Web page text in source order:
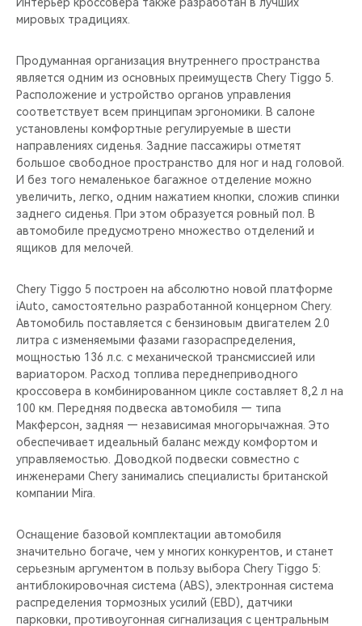
мировых традициях.
Продуманная организация внутреннего пространства
является одним из основных преимуществ Chery Tiggo 5.
Расположение и устройство органов управления
соответствует всем принципам эргономики. В салоне
установлены комфортные регулируемые в шести
направлениях сиденья. Задние пассажиры отметят
большое свободное пространство для ног и над головой.
И без того немаленькое багажное отделение можно
увеличить, легко, одним нажатием кнопки, сложив спинки
заднего сиденья. При этом образуется ровный пол. В
автомобиле предусмотрено множество отделений и
ящиков для мелочей.
Chery Tiggo 5 построен на абсолютно новой платформе
iAuto, самостоятельно разработанной концерном Chery.
Автомобиль поставляется с бензиновым двигателем 2.0
литра с изменяемыми фазами газораспределения,
мощностью 136 л.с. с механической трансмиссией или
вариатором. Расход топлива переднеприводного
кроссовера в комбинированном цикле составляет 8,2 л на
100 км. Передняя подвеска автомобиля — типа
Макферсон, задняя — независимая многорычажная. Это
обеспечивает идеальный баланс между комфортом и
управляемостью. Доводкой подвески совместно с
инженерами Chery занимались специалисты британской
компании Mira.
Оснащение базовой комплектации автомобиля
значительно богаче, чем у многих конкурентов, и станет
серьезным аргументом в пользу выбора Chery Tiggo 5:
антиблокировочная система (ABS), электронная система
распределения тормозных усилий (EBD), датчики
парковки, противоугонная сигнализация с центральным